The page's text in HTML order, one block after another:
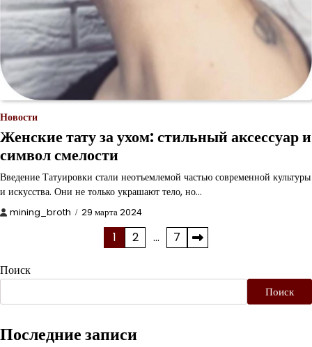
Новости
Женские тату за ухом: стильный аксессуар и
символ смелости
Введение Татуировки стали неотъемлемой частью современной культуры
и искусства. Они не только украшают тело, но…
mining_broth 29 марта 2024
записей
1 2 … 7
Поиск
Поиск
Последние записи